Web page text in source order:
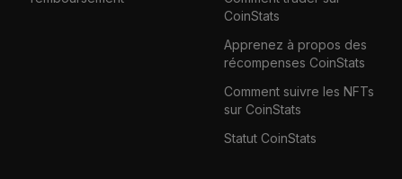
CoinStats
Apprenez à propos des
récompenses CoinStats
Comment suivre les NFTs
sur CoinStats
Statut CoinStats